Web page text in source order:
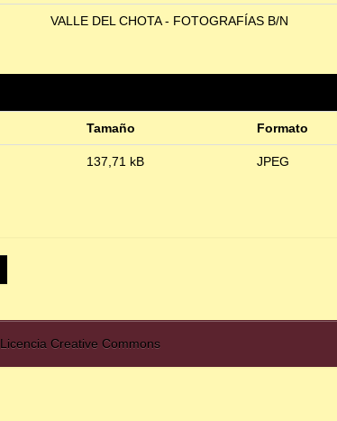
VALLE DEL CHOTA - FOTOGRAFÍAS B/N
Tamaño Formato
137,71 kB JPEG
Licencia Creative Commons